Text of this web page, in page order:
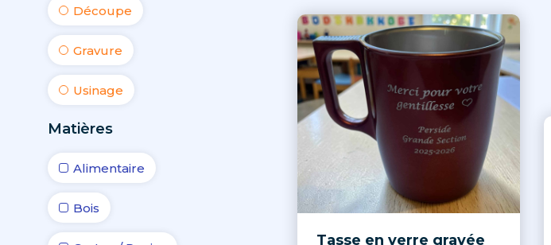
Découpe
Gravure
Usinage
Matières
Alimentaire
Bois
Tasse en verre gravée